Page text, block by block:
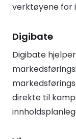
verktøyene for
Digibate
Digibate
direkte til